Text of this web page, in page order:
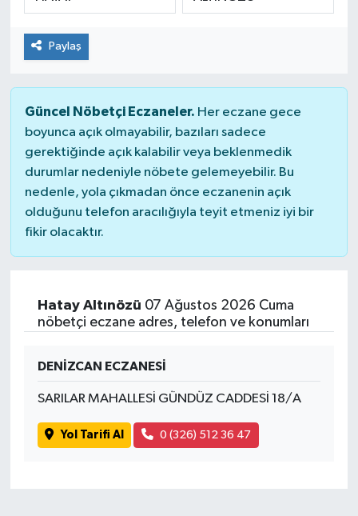
Paylaş
Güncel Nöbetçi Eczaneler. Her eczane gece
boyunca açık olmayabilir, bazıları sadece
gerektiğinde açık kalabilir veya beklenmedik
durumlar nedeniyle nöbete gelemeyebilir. Bu
nedenle, yola çıkmadan önce eczanenin açık
olduğunu telefon aracılığıyla teyit etmeniz iyi bir
fikir olacaktır.
Hatay Altınözü 07 Ağustos 2026 Cuma
nöbetçi eczane adres, telefon ve konumları
DENİZCAN ECZANESİ
SARILAR MAHALLESİ GÜNDÜZ CADDESİ 18/A
Yol Tarifi Al 0 (326) 512 36 47